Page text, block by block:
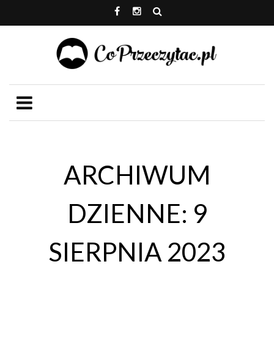
ARCHIWUM
DZIENNE: 9
SIERPNIA 2023